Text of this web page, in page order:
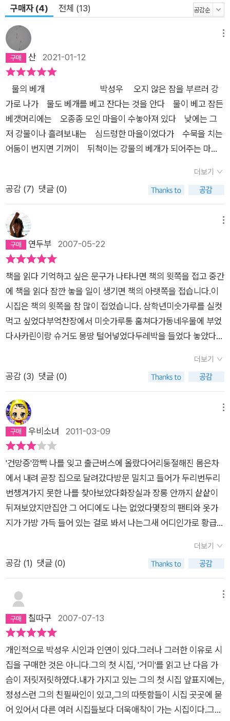
구매자 (4) 전체 (13)
산 2021-01-12
물의 베개 박성우 오지 않은 잠을 부르러 강
가로 나가 물도 베개를 베고 잔다는 것을 안다 물이 베고 잠든
베갯머리에는 오종종 모인 마을이 수놓아져 있다 낮에는 그
저 강물이나 흘려보내는 심드렁한 마을이었다가 수묵을 치는
어둠이 번지면 기꺼이 뒤척이는 강물의 베개가 되어주는 마을
산나무와 새끼를 친 암소의 울음소리와 깜빡깜빡 잠을 놓치
는 가로등과 물머리집 할머니의 불 꺼진 방이 있다 물이 새근
사내가 강가로 나가고 없는 빈집도 한 땀, 물의 베개에 수놓아
져 있다​ ​ 장 담그기 짚으로 묶어 띄운 메주 씻어 채반에 널었
다 주둥이 큼지막한 독을 골라 찌끼 우려내어 닦아두고는 ​ 빨간
엽전 크기만큼 떠올라서 널찍한 덮개 닫아 먼지 막았다​ 병술년
음력 정월 스무닷새 말날(午日) 아침에 장 담근다​ 꽃망울 툭 불
거진 매화나무집 장독대에 독을 걸고 메주 안친다 무명천에 거
른 맑은 소금물 독 어귀까지 남실남실 채운다 둥실 떠오른 메
주에 소금 한줌 더 얹히고 참숯 두 개 고추 대추 여섯씩 띄운다​
장독대 식구가 셋이나 늘어 왼새끼 꼬아 금줄을 친다 장 담그
는 공부 가르쳐주는 쥔집 할매의 잔소리가 여기서야 그친다​ ​
냥 깨나 팔러 가는 게 한세상 건너는 법이라고, 오가는 이 없는 싸
전다리 아래로 쌀뜨물같이 허연 달빛만 하냥 흐른다​ 야 이놈아,
뭣이 그리 허망터냐?​​ 고추씨 같은 귀울음소리 들리다​ 뒤척이는
밤, 돌아눕다가 우는 소릴 들었다 처음엔 그냥 귓밥 구르는 소리
인 줄 알았다 고추씨 같은 귀울음소리,​ 누군가 내 몸 안에서 울
고 있었다​ 부질없는 일이야, 잘래잘래 고개 저을 때마다 고추씨
같은 귀울음소리, 마르면서 젖어가는 울음소리가 명명하게 들려
왔다 고추는 매운 물을 죄 빼내어도 맵듯 마른 눈물로 얼룩진
그녀도 나도 맵게 우는 밤이었다​ ​ 봄, 가지를 꺾다 상처가 뿌
물고 견뎌내야 넉넉하게 세상 바라보는 수천개의 눈을 뜰 수
있다​ 봄이 나를 꺾꽂이한다 그런 이유로 올봄엔 꽃을 피울 수
없다 하여도 내가 햇살을 간지러워하는 건 상처가 아물어가기
때문일까​ 막무가내로 꺾이는 상처, 없는 사람은 꽃눈을 가질 수
없다​ 상처가 꽃을 피운다​ 시집 [가뜬한 잠(창비2007)] 중에서​​
모더니즘의 세례를 받은 백석이 작품에서 모더니즘의 대척점에
것은 복고주의나 지방주의로 전향했기 때문이 아니다. 그것은 식
민지적 근대의 침식작용에 대한 면밀하게 계산된 저항이고 자기
방어였다. 그렇다면 이제 박성우에게 토속주의와 전원문학은 어
떻게 적극적으로 의미화될 수 있는가. 지난 40년 동안 한국 농촌
이 가차없는 몰락의 나락으로 떨어져왔음은 바로 박성우 시인의
더보기
공감 (7) 댓글 (0)
연두부 2007-05-22
책을 읽다 기억하고 싶은 문구가 나타나면 책의 윗쪽을 접고 중간
에 책을 읽다 잠깐 놓을 일이 생기면 책의 아랫쪽을 접습니다.이
시집은 책의 윗쪽을 참 많이 접었습니다. 삼학년미숫가루를 실컷
먹고 싶었다부억찬장에서 미숫가루통 훔쳐다가동네우물에 부었
다사카린이랑 슈거도 몽땅 털어넣었다두레박을 들었다 놓았다
이나 팔러 싸전에 왔다가 쌀은 못 팔고 그냥 저냥 깨나 팔러 가
는 게 한세상 건너는 법이라고 , 오가는이 없는 싸전다리 아래
로 쌀뜨물같이 허연 달빛만 하냥흐른다 야 이놈아, 뭣이 그리 허
망터냐? 건망증 깜박 나를 잊고 출근버스에 올랐다 어리둥절해
진 몸은 차에서 내려 곧장 집으로 달려갔다방문 밀치고 들어가 두
리번두리번 챙겨가지 못한 나를 찾아보았다 화장실과 장롱 안까
팬티와 옷가지가 가방 가득 들어 있는 걸로 봐서 나는 그새 어디
인가로 황급히 도망친 게 분명했다그렇게 쉬고 싶어하던 나에게
잠시 미안한 생각이 앞섰지만 몸은 지각 출근을 서둘러야 했다점
심엔 짜장면을 먹다 남겼고오후엔 잠이 몰려와 자울자울 졸았다
퇴근할 무렵 비가 내렸다내가 없는 몸은 우산을 찾지 않았고 순대
국밥집에 들러 소주를 들이켰다 서너 잔의 술에도 내가 없는 몸은
너무 가벼워서인지 무거워서인지 자꾸 균형을 잃었다 금연하면
유리창엔 얼핏비친 몸이 외롭고 쓸쓸해 보였다옆에 앉은 손님이
말을 건네 왔지만 내가 없었으므로 몸은 대꾸하지 않았다우산 없
이 젖은 귀가를 하려 했을 때 어딘가로 뛰쳐나간 내가 막막하게
그리웠다 고추씨 같은 귀울음소리 들리다뒤척이는 밤, 돌아눕다
가 우는 소릴 들었다 처음엔 그냥 귓밥 구르는 소리인 줄 알았다
고추씨 같은 귀울음소리, 누군가 내 몸 안에서 울고 있었다 부질
없는 일이야, 잘래잘래 고개 저을 때마다 고추씨 같은 귀울음 소
리, 마르면서 젖어가는 울음소리가 명명하게 들려왔다 고추는 매
운 물을 죄 빼내어도 맵듯 마른 눈물로 얼룩진 그녀도 나도 맵게
더보기
공감 (3) 댓글 (0)
우비소녀 2011-03-09
'건망증'깜빡 나를 잊고 출근버스에 올랐다어리둥절해진 몸은차
에서 내려 곧장 집으로 달려갔다방문 밀치고 들어가 두리번두리
번챙겨가지 못한 나를 찾아보았다화장실과 장롱 안까지 샅샅이
뒤져보았지만집안 그 어디에도 나는 없었다몇장의 팬티와 옷가
지가 가방 가득 들어 있는 걸로 봐서 나는그새 어디인가로 황급히
각이 앞섰지만몸은 지각 출근을 서둘러야 했다점심엔 짜장면을
먹다 남겼고오후엔 잠이 몰려와 자울자울 졸았다퇴근할 무렵 비
가 내렸다내가 없는 몸은 우산을 찾지 않았고순대국밥집에 들러
소주를 들이켰다서너 잔의 술에도 내가 없는 몸은너무 가벼워서
인지 너무 무거워서인지자꾸 균형을 잃었다 금연하면건강해지고
장수할 수 있을 것 같은 몸은마구 담배를 피워댔다 유리창에 얼핏
만내가 없었으므로 몸은 대꾸하지 않았다우산 없이 젖은 귀가를
하려 했을 때어딘가로 뛰쳐나간 내가 막막하게 그리웠다박성우,
<가뜬한 잠> 中+) 이번 박성우의 시집은 <거미>보다 오히려
더 느슨해진 느낌이다. 시라기 보다 유년시절을 회상한 단상 정도
라고나 할까. 사물에 대한 응시나 과거 회상, 추억 회귀의 자세는
더보기
공감 (1) 댓글 (0)
칠따구 2007-07-13
개인적으로 박성우 시인과 인연이 있다.그러나 그러한 이유로 시
집을 구매한 것은 아니다.그의 첫 시집, '거미'를 읽고 난 다음 가
슴이 저릿저릿하였다.내가 가지고 있는 그의 첫 시집 앞표지에는,
정성스런 그의 친필싸인이 있고,그의 따뜻함들이 시집 곳곳에 묻
어 있어서 다른 여러 시집들보다 더욱애착이 가는 시집이다.그의